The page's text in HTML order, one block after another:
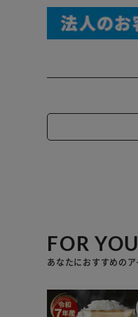
FOR YOU
あなたにおすすめのア